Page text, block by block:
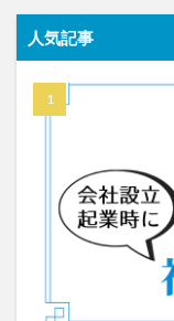
人気記事